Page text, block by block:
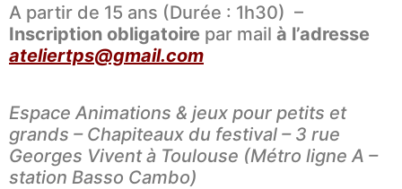
A partir de 15 ans (Durée : 1h30) –
Inscription obligatoire par mail à l’adresse
ateliertps@gmail.com
Espace Animations & jeux pour petits et
grands – Chapiteaux du festival – 3 rue
Georges Vivent à Toulouse (Métro ligne A –
station Basso Cambo)